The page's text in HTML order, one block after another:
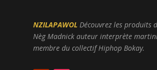
NZILAPAWOLDécouvrez les produits
Nèg Madnick auteur interprète
membre du collectif Hiphop Bokay.